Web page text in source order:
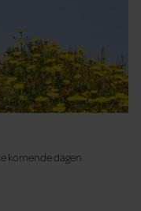
komende dagen